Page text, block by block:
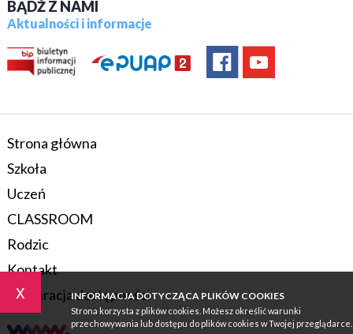
x INFORMACJA DOTYCZĄCA PLIKÓW COOKIES
Strona korzysta z plików cookies. Możesz określić warunki
przechowywania lub dostępu do plików cookies w Twojej przeglądarce.
BĄDŹ Z NAMI
Aktualności i informacje
Strona główna
Szkoła
Uczeń
CLASSROOM
Rodzic
Kontakt
Deklaracja dostępności